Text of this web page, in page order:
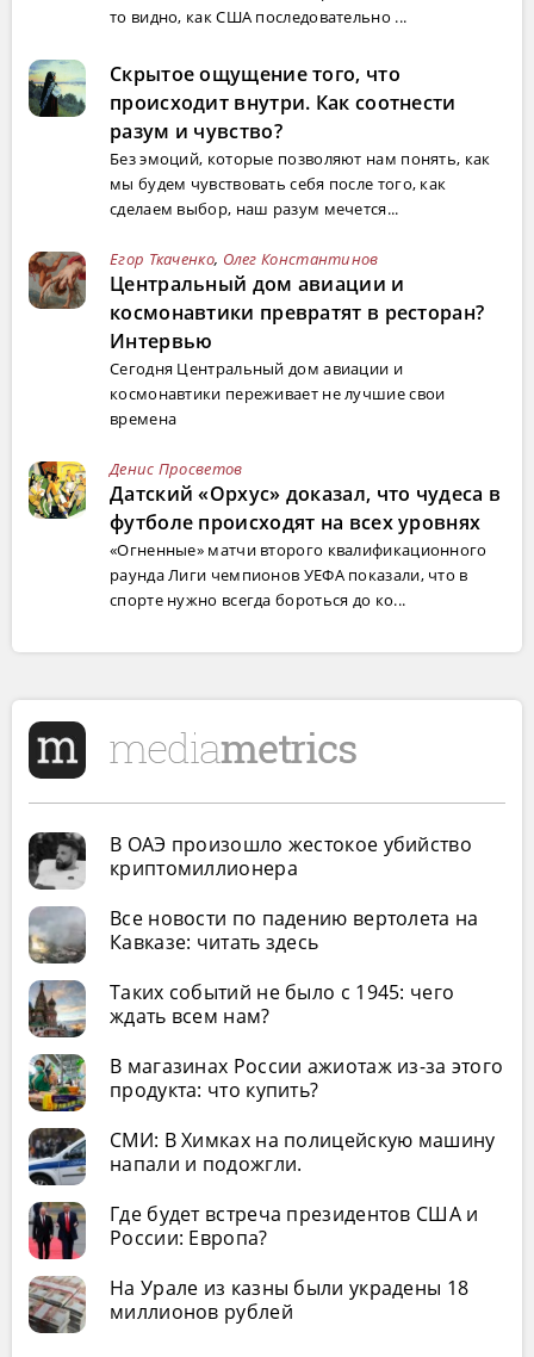
то видно, как США последовательно ...
Скрытое ощущение того, что
происходит внутри. Как соотнести
разум и чувство?
Без эмоций, которые позволяют нам понять, как
мы будем чувствовать себя после того, как
сделаем выбор, наш разум мечется...
Егор Ткаченко, Олег Константинов
Центральный дом авиации и
космонавтики превратят в ресторан?
Интервью
Сегодня Центральный дом авиации и
космонавтики переживает не лучшие свои
времена
Денис Просветов
Датский «Орхус» доказал, что чудеса в
футболе происходят на всех уровнях
«Огненные» матчи второго квалификационного
раунда Лиги чемпионов УЕФА показали, что в
спорте нужно всегда бороться до ко...
В ОАЭ произошло жестокое убийство
криптомиллионера
Все новости по падению вертолета на
Кавказе: читать здесь
Таких событий не было с 1945: чего
ждать всем нам?
В магазинах России ажиотаж из-за этого
продукта: что купить?
СМИ: В Химках на полицейскую машину
напали и подожгли.
Где будет встреча президентов США и
России: Европа?
На Урале из казны были украдены 18
миллионов рублей